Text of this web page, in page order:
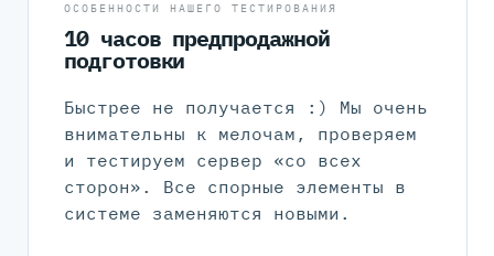
ОСОБЕННОСТИ НАШЕГО ТЕСТИРОВАНИЯ
10 часов предпродажной
подготовки
Быстрее не получается :) Мы очень
внимательны к мелочам, проверяем
и тестируем сервер «со всех
сторон». Все спорные элементы в
системе заменяются новыми.